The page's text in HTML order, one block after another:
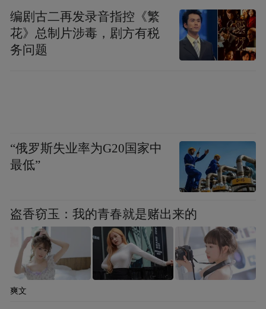
编剧古二再发录音指控《繁
花》总制片涉毒，剧方有税
务问题
“俄罗斯失业率为G20国家中
最低”
盗香窃玉：我的青春就是赌出来的
爽文